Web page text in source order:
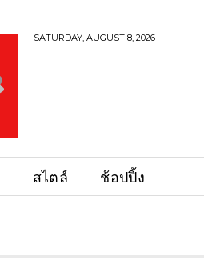
SATURDAY, AUGUST 8, 2026
สไตล์ ช้อปปิ้ง